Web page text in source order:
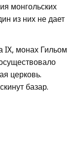
монгольских
из них не дает
IX, монах Гильом
церковь.
базар.